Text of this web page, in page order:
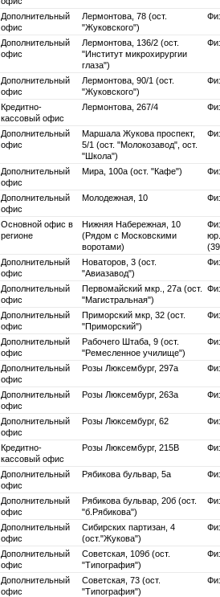
Дополнительный
офис
Лермонтова, 78 (ост.
"Жуковского")
Дополнительный
офис
Лермонтова, 136/2 (ост.
"Институт микрохирургии
глаза")
Дополнительный
офис
Лермонтова, 90/1 (ост.
"Жуковского")
Кредитно-
кассовый офис
Лермонтова, 267/4
Дополнительный
офис
Маршала Жукова проспект,
5/1 (ост. "Молокозавод", ост.
"Школа")
Дополнительный
офис
Мира, 100а (ост. "Кафе")
Дополнительный
офис
Молодежная, 10
Основной офис в
регионе
Нижняя Набережная, 10
(Рядом с Московскими
воротами)
Дополнительный
офис
Новаторов, 3 (ост.
"Авиазавод")
Дополнительный
офис
Первомайский мкр., 27а (ост.
"Магистральная")
Дополнительный
офис
Приморский мкр, 32 (ост.
"Приморский")
Дополнительный
офис
Рабочего Штаба, 9 (ост.
"Ремесленное училище")
Дополнительный
офис
Розы Люксембург, 297а
Дополнительный
офис
Розы Люксембург, 263а
Дополнительный
офис
Розы Люксембург, 62
Кредитно-
кассовый офис
Розы Люксембург, 215В
Дополнительный
офис
Рябикова бульвар, 5а
Дополнительный
офис
Рябикова бульвар, 20б (ост.
"б.Рябикова")
Дополнительный
офис
Сибирских партизан, 4
(ост."Жукова")
Дополнительный
офис
Советская, 109б (ост.
"Типография")
Дополнительный
офис
Советская, 73 (ост.
"Типография")